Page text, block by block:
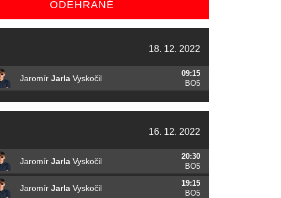
ODEHRANÉ
18. 12. 2022
Jaromír JarlaVyskočil
09:15
BO5
16. 12. 2022
Jaromír JarlaVyskočil
20:30
BO5
Jaromír JarlaVyskočil
19:15
BO5